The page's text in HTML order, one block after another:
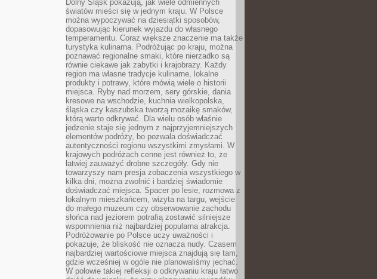
Dolny Śląsk pokazują, jak wiele odmiennych
światów mieści się w jednym kraju. W Polsce
można wypoczywać na dziesiątki sposobów,
dopasowując kierunek wyjazdu do własnego
temperamentu. Coraz większe znaczenie ma także
turystyka kulinarna. Podróżując po kraju, można
poznawać regionalne smaki, które nierzadko są
równie ciekawe jak zabytki i krajobrazy. Każdy
region ma własne tradycje kulinarne, lokalne
produkty i potrawy, które mówią wiele o historii
miejsca. Ryby nad morzem, sery górskie, dania
kresowe na wschodzie, kuchnia wielkopolska,
śląska czy kaszubska tworzą mozaikę smaków,
którą warto odkrywać. Dla wielu osób właśnie
jedzenie staje się jednym z najprzyjemniejszych
elementów podróży, bo pozwala doświadczać
autentyczności regionu wszystkimi zmysłami. W
krajowych podróżach cenne jest również to, że
łatwiej zauważyć drobne szczegóły. Gdy nie
towarzyszy nam presja zobaczenia wszystkiego w
kilka dni, można zwolnić i bardziej świadomie
doświadczać miejsca. Spacer po lesie, rozmowa z
lokalnym mieszkańcem, wizyta na targu, wejście
do małego muzeum czy obserwowanie zachodu
słońca nad jeziorem potrafią zostawić silniejsze
wspomnienia niż najbardziej popularna atrakcja.
Podróżowanie po Polsce uczy uważności i
pokazuje, że bliskość nie oznacza nudy. Czasem
najbardziej wartościowe miejsca znajdują się tam,
gdzie wcześniej w ogóle nie planowaliśmy jechać.
W połowie takiej refleksji o odkrywaniu kraju łatwo